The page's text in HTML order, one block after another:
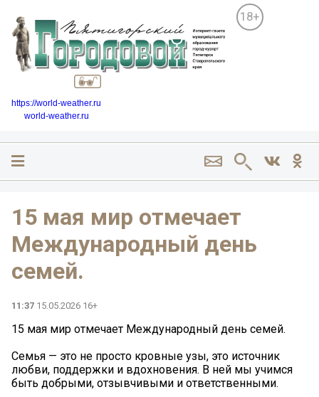
18+
https://world-weather.ru
world-weather.ru
15 мая мир отмечает
Международный день
семей.
11:37 15.05.2026 16+
15 мая мир отмечает Международный день семей.
Семья — это не просто кровные узы, это источник
любви, поддержки и вдохновения. В ней мы учимся
быть добрыми, отзывчивыми и ответственными.